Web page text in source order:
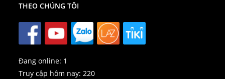
THEO CHÚNG TÔI
Đang online: 1
Truy cập hôm nay: 220